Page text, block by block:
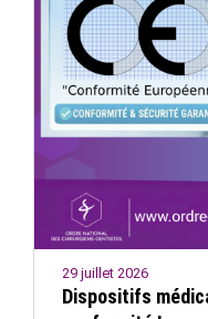
29 juillet 2026
Dispositifs